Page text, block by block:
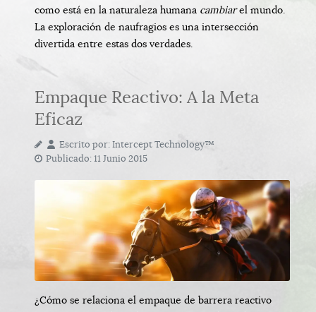
como está en la naturaleza humana cambiarel mundo.
La exploración de naufragios es una intersección
divertida entre estas dos verdades.
Empaque Reactivo: A la Meta
Eficaz
Escrito por:Intercept Technology™
Publicado: 11 Junio 2015
¿Cómo se relaciona el empaque de barrera reactivo